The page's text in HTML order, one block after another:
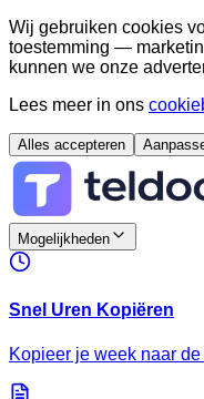
Wij gebruiken cookies
toestemming —
kunnen we onze
Lees meer in ons
Alles accepteren
Mogelijkheden
Snel Uren Kopiëren
Kopieer je week naar